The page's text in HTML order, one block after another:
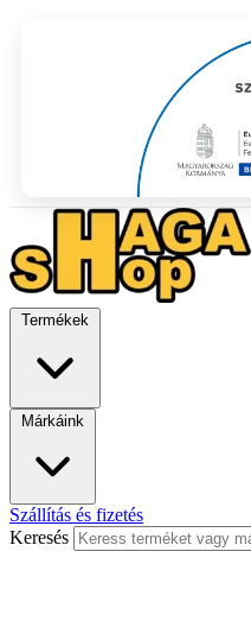
Termékek
Márkáink
Szállítás és fizetés
Keresés